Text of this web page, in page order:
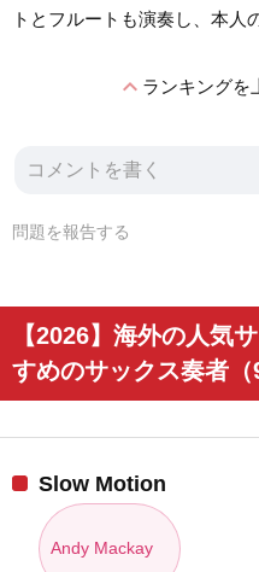
トとフルートも演奏し、本人
expand_lessランキングを
問題を報告する
【2026】海外の人気
すめのサックス奏者（
Slow Motion
Andy Mackay